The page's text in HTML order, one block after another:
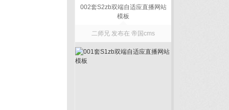
002套S2zb双端自适应直播网站
模板
二师兄 发布在 帝国cms